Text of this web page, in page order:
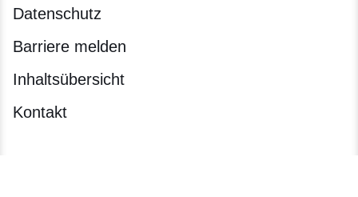
Datenschutz
Barriere melden
Inhaltsübersicht
Kontakt